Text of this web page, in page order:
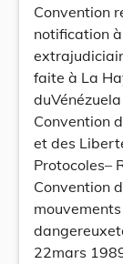
Convention
notification
faite à La
duVénézuela
Convention
et des
Protocoles–
Convention
22mars